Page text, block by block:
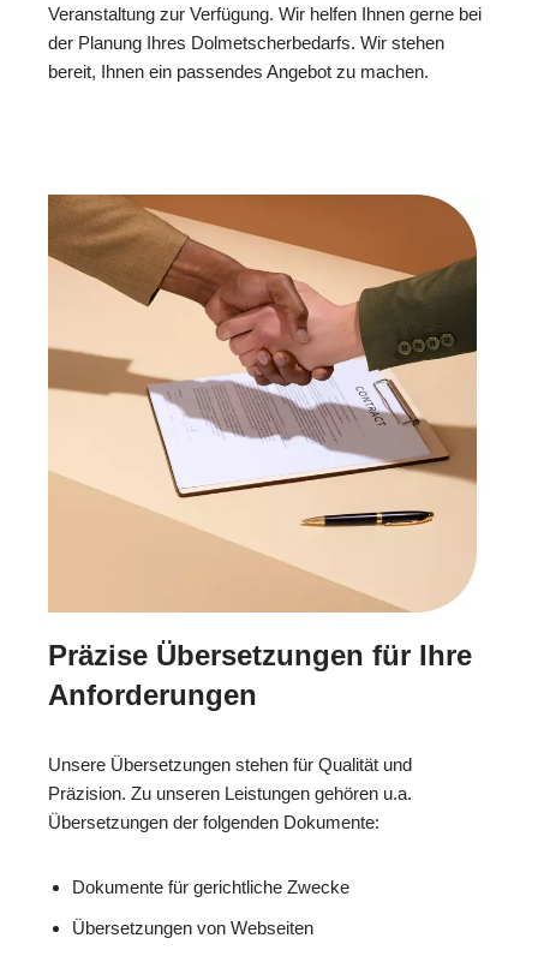
Veranstaltung zur Verfügung. Wir helfen Ihnen gerne bei
der Planung Ihres Dolmetscherbedarfs. Wir stehen
bereit, Ihnen ein passendes Angebot zu machen.
Präzise Übersetzungen für Ihre
Anforderungen
Unsere Übersetzungen stehen für Qualität und
Präzision. Zu unseren Leistungen gehören u.a.
Übersetzungen der folgenden Dokumente:
Dokumente für gerichtliche Zwecke
Übersetzungen von Webseiten